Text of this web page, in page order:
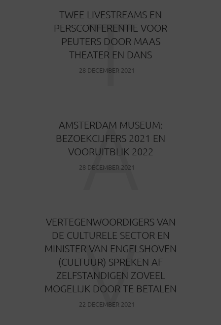
TWEE LIVESTREAMS EN
PERSCONFERENTIE VOOR
PEUTERS DOOR MAAS
THEATER EN DANS
28 DECEMBER 2021
T
AMSTERDAM MUSEUM:
BEZOEKCIJFERS 2021 EN
VOORUITBLIK 2022
28 DECEMBER 2021
A
VERTEGENWOORDIGERS VAN
DE CULTURELE SECTOR EN
MINISTER VAN ENGELSHOVEN
(CULTUUR) SPREKEN AF
ZELFSTANDIGEN ZOVEEL
MOGELIJK DOOR TE BETALEN
22 DECEMBER 2021
V